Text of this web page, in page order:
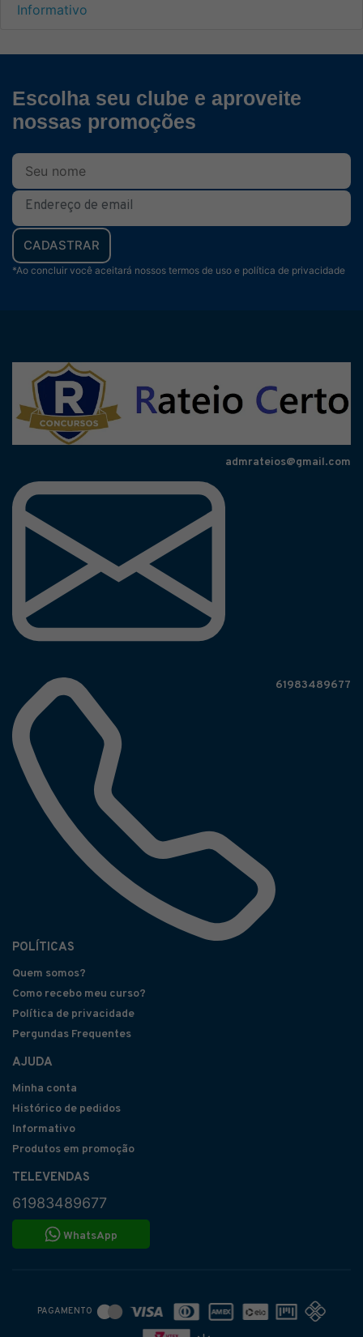
Informativo
Escolha seu clube e aproveite
nossas promoções
CADASTRAR
*Ao concluir você aceitará nossos termos de uso e política de privacidade
admrateios@gmail.com
61983489677
POLÍTICAS
Quem somos?
Como recebo meu curso?
Política de privacidade
Pergundas Frequentes
AJUDA
Minha conta
Histórico de pedidos
Informativo
Produtos em promoção
TELEVENDAS
61983489677
WhatsApp
PAGAMENTO